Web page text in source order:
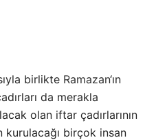
birlikte Ramazan‘ın
da merakla
olan iftar çadırlarının
kurulacağı birçok insan